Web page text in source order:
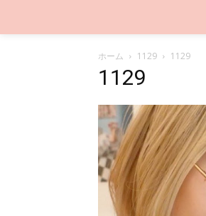
ホーム 1129 1129
1129